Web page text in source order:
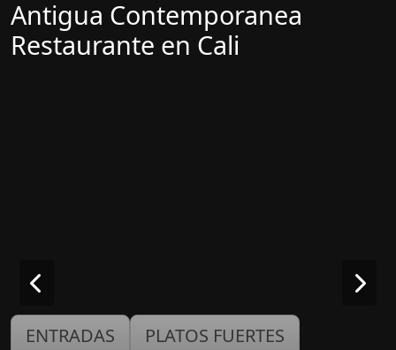
Antigua Contemporanea
Restaurante en Cali
ENTRADAS
PLATOS FUERTES